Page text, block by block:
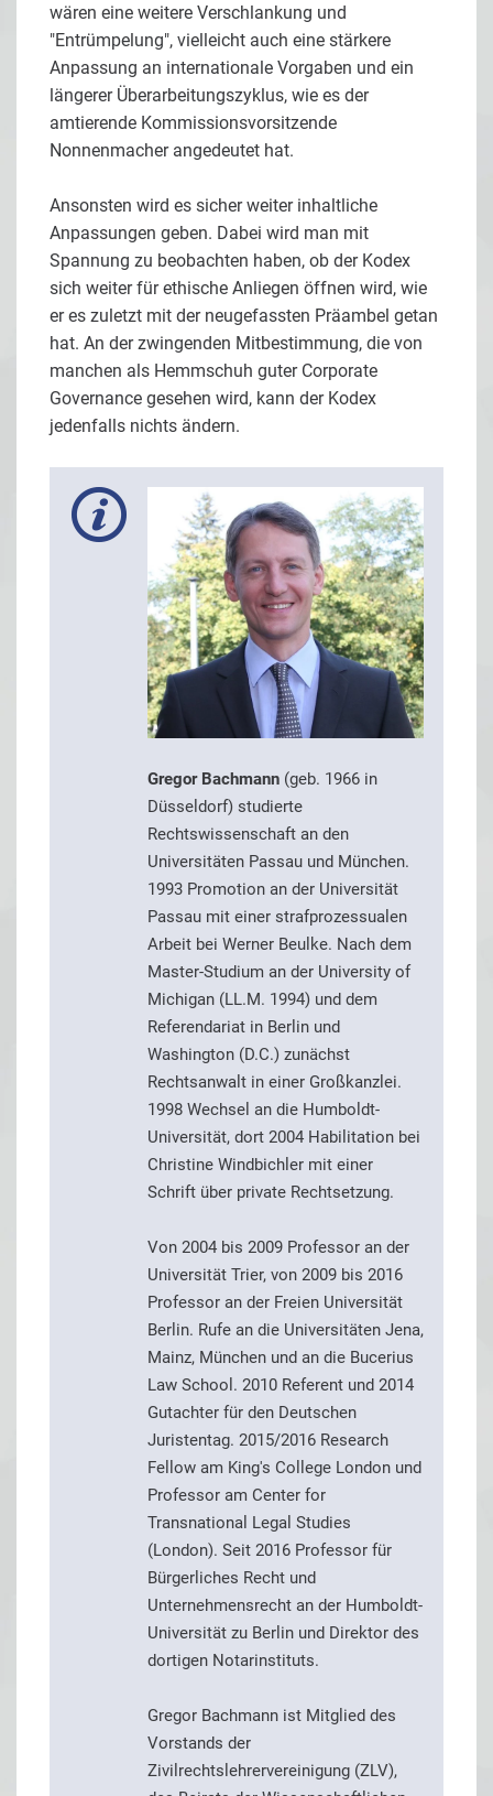
wären eine weitere Verschlankung und
"Entrümpelung", vielleicht auch eine stärkere
Anpassung an internationale Vorgaben und ein
längerer Überarbeitungszyklus, wie es der
amtierende Kommissionsvorsitzende
Nonnenmacher angedeutet hat.
Ansonsten wird es sicher weiter inhaltliche
Anpassungen geben. Dabei wird man mit
Spannung zu beobachten haben, ob der Kodex
sich weiter für ethische Anliegen öffnen wird, wie
er es zuletzt mit der neugefassten Präambel getan
hat. An der zwingenden Mitbestimmung, die von
manchen als Hemmschuh guter Corporate
Governance gesehen wird, kann der Kodex
jedenfalls nichts ändern.
Gregor Bachmann (geb. 1966 in
Düsseldorf) studierte
Rechtswissenschaft an den
Universitäten Passau und München.
1993 Promotion an der Universität
Passau mit einer strafprozessualen
Arbeit bei Werner Beulke. Nach dem
Master-Studium an der University of
Michigan (LL.M. 1994) und dem
Referendariat in Berlin und
Washington (D.C.) zunächst
Rechtsanwalt in einer Großkanzlei.
1998 Wechsel an die Humboldt-
Universität, dort 2004 Habilitation bei
Christine Windbichler mit einer
Schrift über private Rechtsetzung.
Von 2004 bis 2009 Professor an der
Universität Trier, von 2009 bis 2016
Professor an der Freien Universität
Berlin. Rufe an die Universitäten Jena,
Mainz, München und an die Bucerius
Law School. 2010 Referent und 2014
Gutachter für den Deutschen
Juristentag. 2015/2016 Research
Fellow am King's College London und
Professor am Center for
Transnational Legal Studies
(London). Seit 2016 Professor für
Bürgerliches Recht und
Unternehmensrecht an der Humboldt-
Universität zu Berlin und Direktor des
dortigen Notarinstituts.
Gregor Bachmann ist Mitglied des
Vorstands der
Zivilrechtslehrervereinigung (ZLV),